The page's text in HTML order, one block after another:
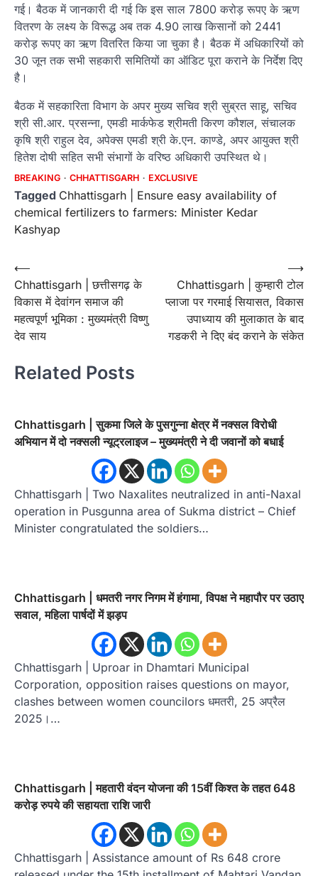
गई। बैठक में जानकारी दी गई कि इस साल 7800 करोड़ रूपए के ऋण
वितरण के लक्ष्य के विरूद्ध अब तक 4.90 लाख किसानों को 2441
करोड़ रूपए का ऋण वितरित किया जा चुका है। बैठक में अधिकारियों को
30 जून तक सभी सहकारी समितियों का ऑडिट पूरा कराने के निर्देश दिए
है।
बैठक में सहकारिता विभाग के अपर मुख्य सचिव श्री सुब्रत साहू, सचिव
श्री सी.आर. प्रसन्ना, एमडी मार्कफेड श्रीमती किरण कौशल, संचालक
कृषि श्री राहुल देव, अपेक्स एमडी श्री के.एन. काण्डे, अपर आयुक्त श्री
हितेश दोषी सहित सभी संभागों के वरिष्ठ अधिकारी उपस्थित थे।
BREAKING CHHATTISGARH EXCLUSIVE
Tagged Chhattisgarh | Ensure easy availability of
chemical fertilizers to farmers: Minister Kedar
Kashyap
Post
navigation
⟵
Chhattisgarh | छत्तीसगढ़ के
विकास में देवांगन समाज की
महत्वपूर्ण भूमिका : मुख्यमंत्री विष्णु
देव साय
Chhattisgarh | कुम्हारी टोल
प्लाजा पर गरमाई सियासत, विकास
उपाध्याय की मुलाकात के बाद
गडकरी ने दिए बंद कराने के संकेत
⟶
Related Posts
Chhattisgarh | सुकमा जिले के पुसगुन्ना क्षेत्र में नक्सल विरोधी
अभियान में दो नक्सली न्यूट्रलाइज – मुख्यमंत्री ने दी जवानों को बधाई
Chhattisgarh | Two Naxalites neutralized in anti-Naxal
operation in Pusgunna area of ​​Sukma district – Chief
Minister congratulated the soldiers…
Chhattisgarh | धमतरी नगर निगम में हंगामा, विपक्ष ने महापौर पर उठाए
सवाल, महिला पार्षदों में झड़प
Chhattisgarh | Uproar in Dhamtari Municipal
Corporation, opposition raises questions on mayor,
clashes between women councilors धमतरी, 25 अप्रैल
2025।…
Chhattisgarh | महतारी वंदन योजना की 15वीं किश्त के तहत 648
करोड़ रुपये की सहायता राशि जारी
Chhattisgarh | Assistance amount of Rs 648 crore